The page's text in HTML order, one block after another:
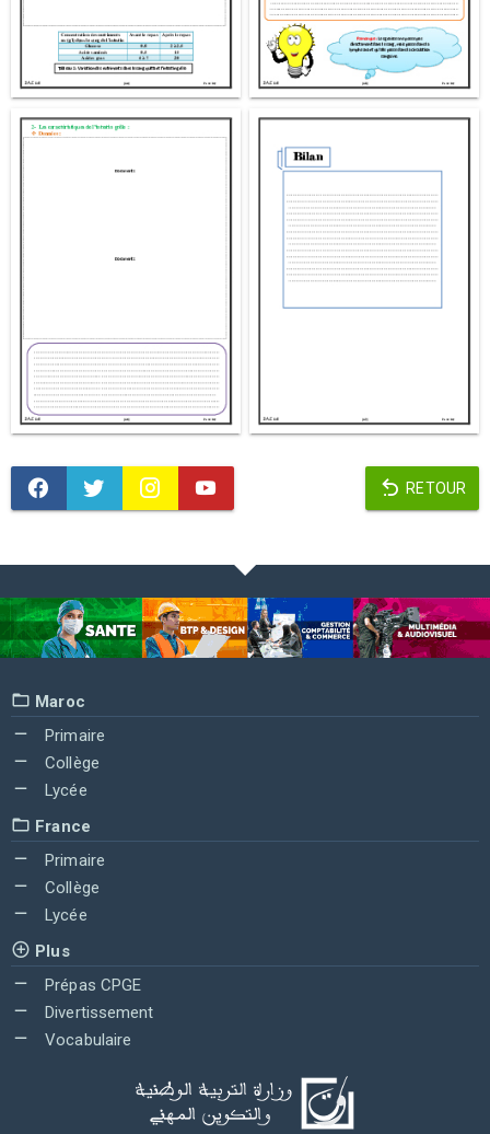
RETOUR
Maroc
Primaire
Collège
Lycée
France
Primaire
Collège
Lycée
Plus
Prépas CPGE
Divertissement
Vocabulaire